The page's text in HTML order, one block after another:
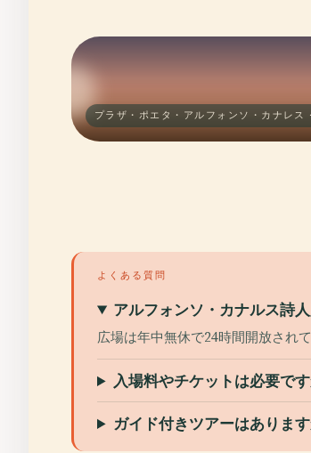
プラザ・ポエタ・アルフォンソ・カナレス
よくある質問
アルフォンソ・カナルス詩
広場は年中無休で24時間開放され
入場料やチケットは必要です
ガイド付きツアーはあります